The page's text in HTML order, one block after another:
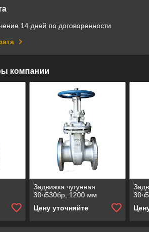
14 дней по договоренности
компании
Задвижка чугунная
30ч530бр, 1200 мм
Цену уточняйте